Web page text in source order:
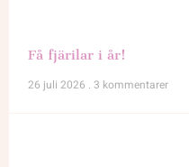
Få fjärilar i år!
26 juli 2026
3 kommentarer